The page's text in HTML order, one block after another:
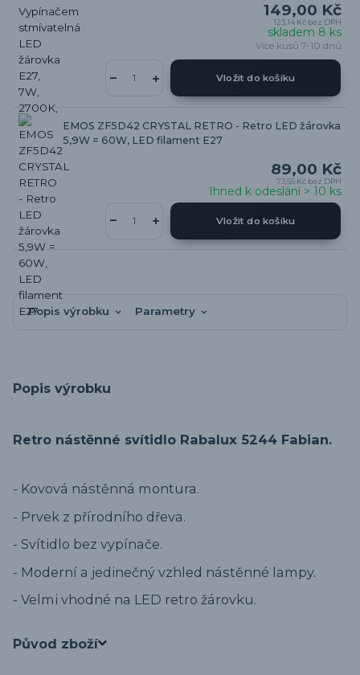
149,00 Kč
123,14 Kč bez DPH
skladem 8 ks
Více kusů 7-10 dnů
Vložit do košíku
EMOS ZF5D42 CRYSTAL RETRO - Retro LED žárovka
5,9W = 60W, LED filament E27
89,00 Kč
73,55 Kč bez DPH
Ihned k odeslání > 10 ks
Vložit do košíku
Popis výrobku Parametry
Popis výrobku
Retro nástěnné svítidlo Rabalux 5244 Fabian.
- Kovová nástěnná montura.
- Prvek z přírodního dřeva.
- Svítidlo bez vypínače.
- Moderní a jedinečný vzhled nástěnné lampy.
- Velmi vhodné na LED retro žárovku.
Původ zboží